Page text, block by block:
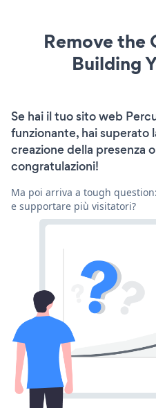
Remove the
Building
Se hai il tuo sito web
funzionante, hai superato
creazione della presenza
congratulazioni!
Ma poi arriva a tough
e supportare più visitatori?